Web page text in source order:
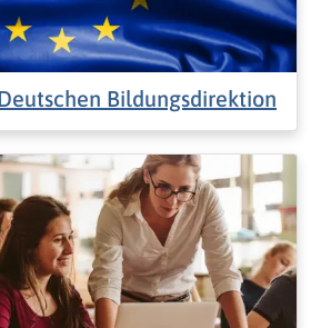
Bildungsdirektion